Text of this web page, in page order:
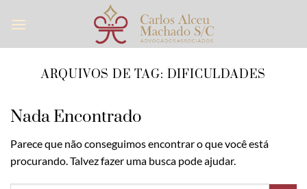
ARQUIVOS DE TAG: DIFICULDADES
Nada Encontrado
Parece que não conseguimos encontrar o que você está
procurando. Talvez fazer uma busca pode ajudar.